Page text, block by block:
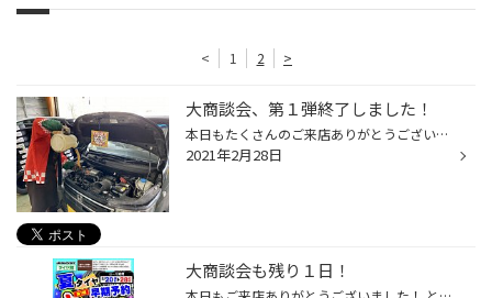
< 1 2 >
大商談会、第１弾終了しました！
本日もたくさんのご来店ありがとうございました！ 大商談会、最終日はとても大盛況！ 夏タイヤだけでなく、冬タイヤのご成約も頂きました♪ 本当にありがとうございます！ そして、タイヤの次に売れたのが・・・ なんと、オイル！次いでバッテリー！ ここ最近の冷え込みで弱ってきたのか 「バッテリ...
2021年2月28日
大商談会も残り１日！